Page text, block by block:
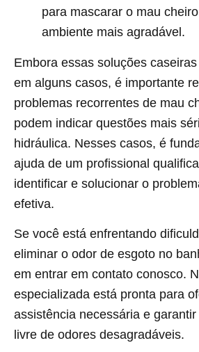
para mascarar o mau
ambiente mais agradável.
Embora essas soluções
em alguns casos, é importante
problemas recorrentes de mau
podem indicar questões mais
hidráulica. Nesses casos, é
ajuda de um profissional
identificar e solucionar o
efetiva.
Se você está enfrentando
eliminar o odor de esgoto no
em entrar em contato conosco.
especializada está pronta para
assistência necessária e
livre de odores desagradáveis.